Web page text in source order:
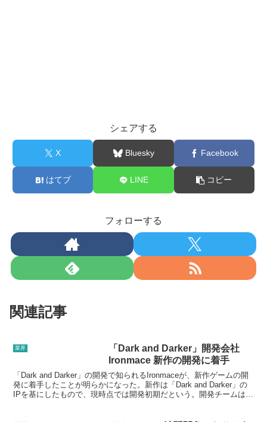
シェアする
X Bluesky Facebook
はてブ LINE コピー
フォローする
関連記事
業界
「Dark and Darker」開発会社
Ironmace 新作の開発に着手
「Dark and Darker」の開発で知られるIronmaceが、新作ゲームの開
発に着手したことが明らかになった。新作は「Dark and Darker」の
IPを基にしたもので、現時点では開発初期だという。開発チームは